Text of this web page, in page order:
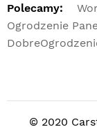
Polecamy:
Ogrodzenie
© 2020